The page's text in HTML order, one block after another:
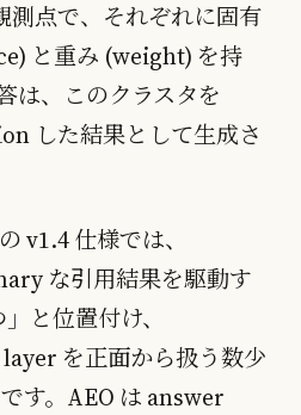
測点で、それぞれに固有
と重み (weight) を持
は、このクラスタを
した結果として生成さ
の v1.4 仕様では、
な引用結果を駆動す
と位置付け、
を正面から扱う数少
す。AEO は answer